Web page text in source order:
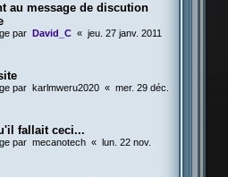
au message de discution
par David_C « jeu. 27 janv. 2011
par karlmweru2020 « mer. 29 déc.
fallait ceci...
par mecanotech «
lun. 22 nov.